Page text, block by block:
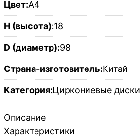
Цвет:A4
H (высота):18
D (диаметр):98
Страна-изготовитель:Китай
Категория:Циркониевые диски
Описание
Характеристики